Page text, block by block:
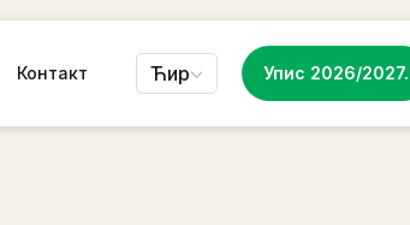
Ћир
Контакт Упис 2026/2027.